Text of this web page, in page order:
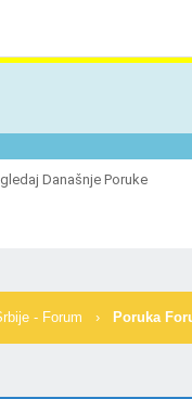
Današnje Poruke
- Forum › Poruka